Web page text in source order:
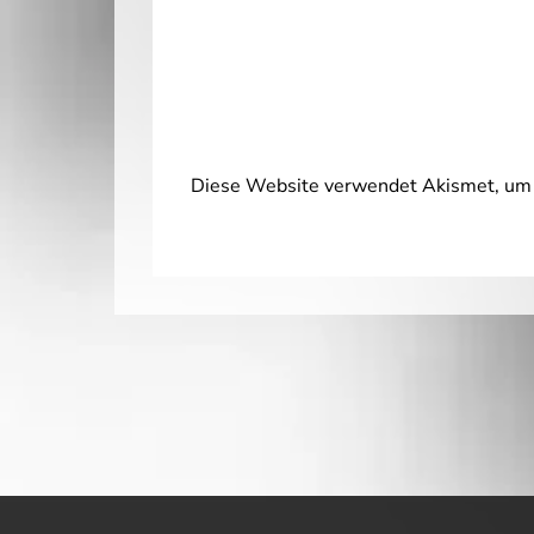
Diese Website verwendet Akismet,